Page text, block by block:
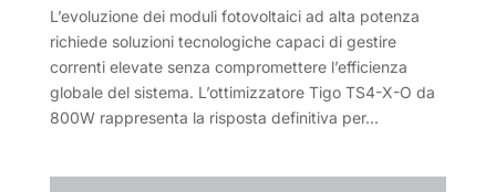
L’evoluzione dei moduli fotovoltaici ad alta potenza
richiede soluzioni tecnologiche capaci di gestire
correnti elevate senza compromettere l’efficienza
globale del sistema. L’ottimizzatore Tigo TS4-X-O da
800W rappresenta la risposta definitiva per...